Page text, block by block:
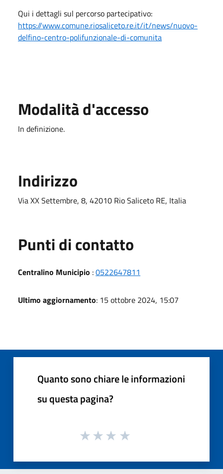
Qui i dettagli sul percorso partecipativo:
https://www.comune.riosaliceto.re.it/it/news/nuovo-
delfino-centro-polifunzionale-di-comunita
Modalità d'accesso
In definizione.
Indirizzo
Via XX Settembre, 8, 42010 Rio Saliceto RE, Italia
Punti di contatto
Centralino Municipio :0522647811
Ultimo aggiornamento: 15 ottobre 2024, 15:07
Quanto sono chiare le informazioni
su questa pagina?